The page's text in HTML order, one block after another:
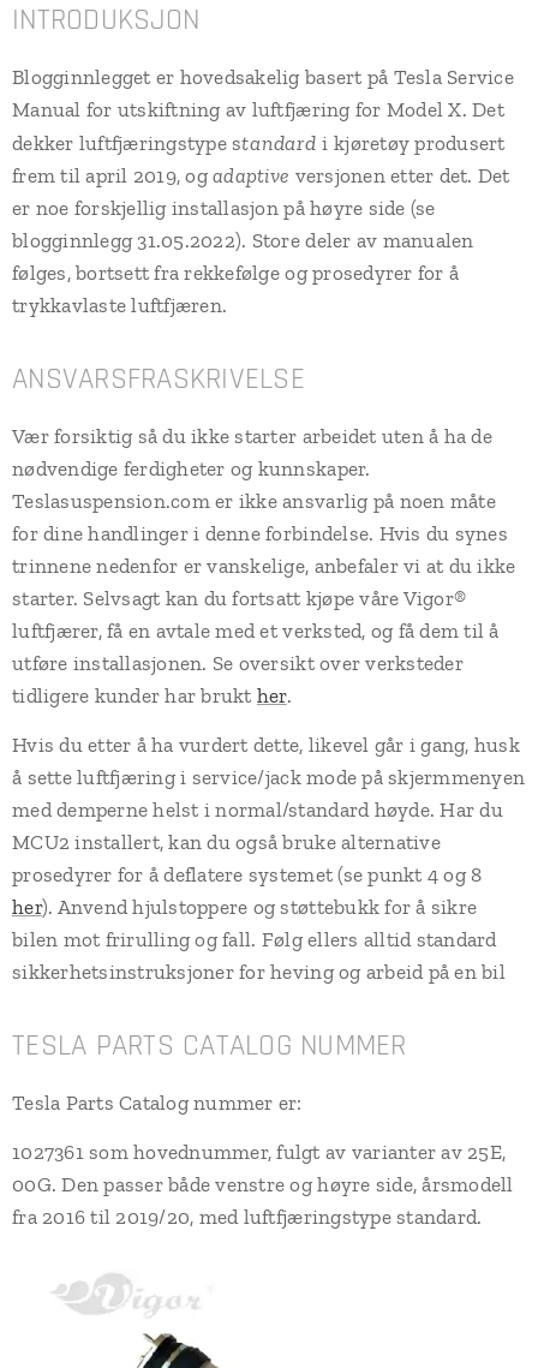
INTRODUKSJON
Blogginnlegget er hovedsakelig basert på Tesla Service
Manual for utskiftning av luftfjæring for Model X. Det
dekker luftfjæringstype standardi kjøretøy produsert
frem til april 2019, ogadaptive versjonen etter det. Det
er noe forskjellig installasjon på høyre side (se
blogginnlegg 31.05.2022). Store deler av manualen
følges, bortsett fra rekkefølge og prosedyrer for å
trykkavlaste luftfjæren.
ANSVARSFRASKRIVELSE
Vær forsiktig så du ikke starter arbeidet uten å ha de
nødvendige ferdigheter og kunnskaper.
Teslasuspension.com er ikke ansvarlig på noen måte
for dine handlinger i denne forbindelse. Hvis du synes
trinnene nedenfor er vanskelige, anbefaler vi at du ikke
starter. Selvsagt kan du fortsatt kjøpe våre Vigor®
luftfjærer, få en avtale med et verksted, og få dem til å
utføre installasjonen. Se oversikt over verksteder
tidligere kunder har brukt her.
Hvis du etter å ha vurdert dette, likevel går i gang, husk
å sette luftfjæring i service/jack mode på skjermmenyen
med demperne helst i normal/standard høyde. Har du
MCU2 installert, kan du også bruke alternative
prosedyrer for å deflatere systemet (se punkt 4 og 8
her). Anvend hjulstoppere og støttebukk for å sikre
bilen mot frirulling og fall. Følg ellers alltid standard
sikkerhetsinstruksjoner for heving og arbeid på en bil
TESLA PARTS CATALOG NUMMER
Tesla Parts Catalog nummer er:
1027361 som hovednummer, fulgt av varianter av 25E,
00G. Den passer både venstre og høyre side, årsmodell
fra 2016 til 2019/20, med luftfjæringstype standard.